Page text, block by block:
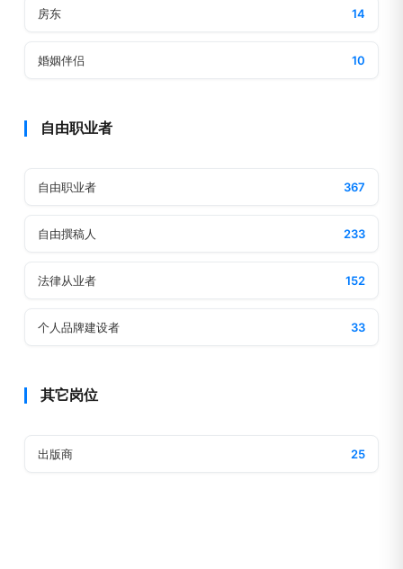
房东 14
婚姻伴侣 10
自由职业者
自由职业者 367
自由撰稿人 233
法律从业者 152
个人品牌建设者 33
其它岗位
出版商 25